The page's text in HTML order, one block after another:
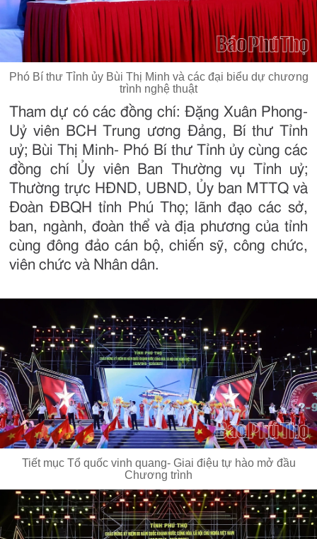
Phó Bí thư Tỉnh ủy Bùi Thị Minh và các đại biểu dự chương
trình nghệ thuật
Tham dự có các đồng chí: Đặng Xuân Phong-
Uỷ viên BCH Trung ương Đảng, Bí thư Tỉnh
uỷ; Bùi Thị Minh- Phó Bí thư Tỉnh ủy cùng các
đồng chí Ủy viên Ban Thường vụ Tỉnh uỷ;
Thường trực HĐND, UBND, Ủy ban MTTQ và
Đoàn ĐBQH tỉnh Phú Thọ; lãnh đạo các sở,
ban, ngành, đoàn thể và địa phương của tỉnh
cùng đông đảo cán bộ, chiến sỹ, công chức,
viên chức và Nhân dân.
Tiết mục Tổ quốc vinh quang- Giai điệu tự hào mở đầu
Chương trình